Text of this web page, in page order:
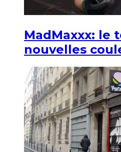
MadMaxxx: le
nouvelles